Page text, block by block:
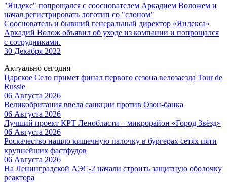
"Яндекс" попрощался с сооснователем Аркадием Воложем и
начал регистрировать логотип со "слоном"
Сооснователь и бывший генеральный директор «Яндекса»
Аркадий Волож объявил об уходе из компании и попрощался
с сотрудниками.
30 Декабря 2022
Актуально сегодня
Царское Село примет финал первого сезона велозаезда Tour de
Russie
06 Августа 2026
Великобритания ввела санкции против Озон-банка
06 Августа 2026
Лучший проект КРТ Ленобласти – микрорайон «Город Звёзд»
06 Августа 2026
Роскачество нашло кишечную палочку в бургерах сетях пяти
крупнейших фастфудов
06 Августа 2026
На Ленинградской АЭС-2 начали строить защитную оболочку
реактора